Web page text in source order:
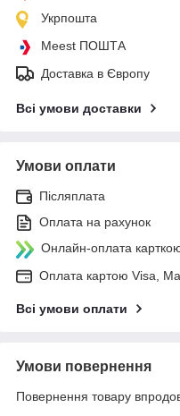
Укрпошта
Meest ПОШТА
Доставка в Європу
Всі умови доставки
Умови оплати
Післяплата
Оплата на рахунок
Онлайн-оплата
Оплата картою Visa,
Всі умови оплати
Умови повернення
Повернення товару